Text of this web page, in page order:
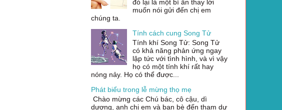
đó lại là một bí ẩn thay lời
muốn nói gửi đến chị em
chúng ta.
Tính cách cung Song Tử
Tính khí Song Tử: Song Tử
có khả năng phản ứng ngay
lập tức với tình hình, và vì vậy
họ có một tính khí rất hay
nóng nảy. Họ có thể được...
Phát biểu trong lễ mừng thọ mẹ
Chào mừng các Chú bác, cô cậu, dì
dượng, anh chị em và bạn bè đến tham dự